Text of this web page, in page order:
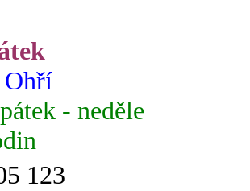
Ohří
- neděle
123